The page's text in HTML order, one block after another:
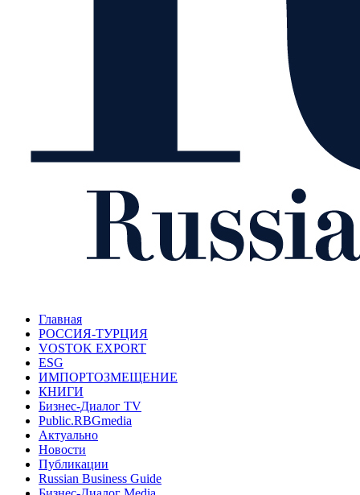
Главная
РОССИЯ-ТУРЦИЯ
VOSTOK EXPORT
ESG
ИМПОРТОЗМЕЩЕНИЕ
КНИГИ
Бизнес-Диалог TV
Public.RBGmedia
Актуально
Новости
Публикации
Russian Business Guide